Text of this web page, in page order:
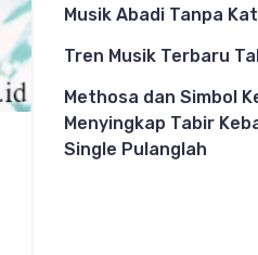
Musik Abadi Tanpa
Tren Musik Terbaru
Methosa dan Simbol
Menyingkap Tabir
Single Pulanglah